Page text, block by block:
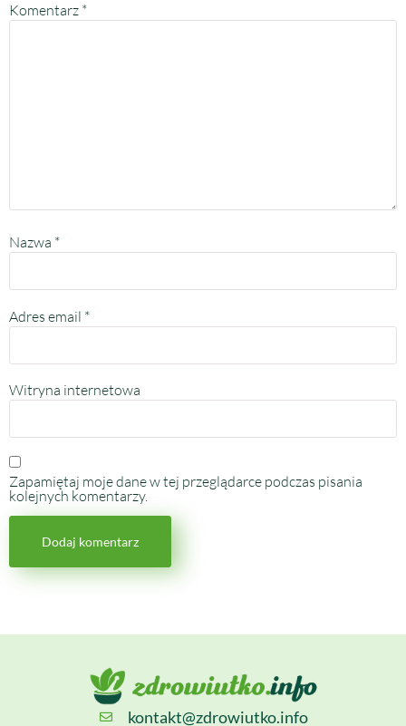
Komentarz *
Nazwa *
Adres email *
Witryna internetowa
Zapamiętaj moje dane w tej przeglądarce podczas pisania
kolejnych komentarzy.
kontakt@zdrowiutko.info